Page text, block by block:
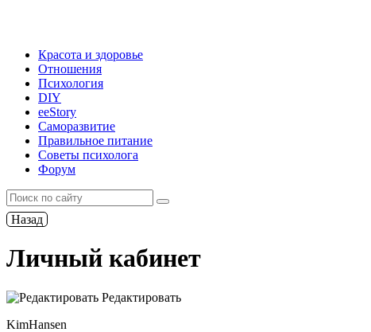
Красота и здоровье
Отношения
Психология
DIY
ееStory
Саморазвитие
Правильное питание
Советы психолога
Форум
Назад
Личный кабинет
Редактировать
KimHansen